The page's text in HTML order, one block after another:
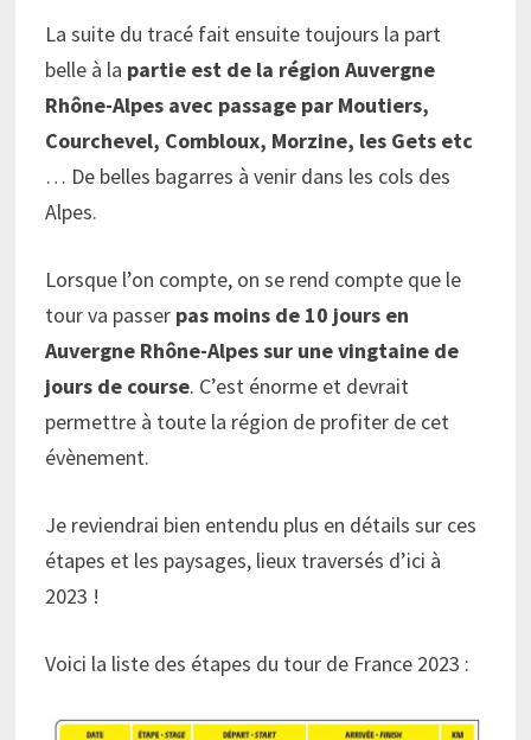
La suite du tracé fait ensuite toujours la part
belle à la partie est de la région Auvergne
Rhône-Alpes avec passage par Moutiers,
Courchevel, Combloux, Morzine, les Gets etc
… De belles bagarres à venir dans les cols des
Alpes.
Lorsque l’on compte, on se rend compte que le
tour va passer pas moins de 10 jours en
Auvergne Rhône-Alpes sur une vingtaine de
jours de course. C’est énorme et devrait
permettre à toute la région de profiter de cet
évènement.
Je reviendrai bien entendu plus en détails sur ces
étapes et les paysages, lieux traversés d’ici à
2023 !
Voici la liste des étapes du tour de France 2023 :